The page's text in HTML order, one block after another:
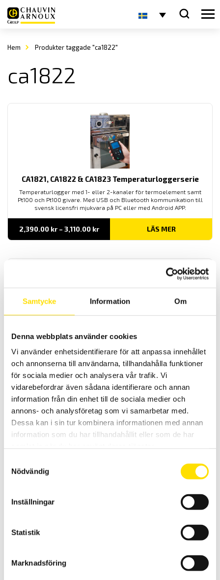
Samtycke Information Om
Denna webbplats använder cookies
Vi använder enhetsidentifierare för att anpassa innehållet
och annonserna till användarna, tillhandahålla funktioner
för sociala medier och analysera vår trafik. Vi
vidarebefordrar även sådana identifierare och annan
information från din enhet till de sociala medier och
annons- och analysföretag som vi samarbetar med.
Dessa kan i sin tur kombinera informationen med annan
information som du har tillhandahållit eller som de har
Nödvändig
Inställningar
Statistik
Marknadsföring
Hem Produkter taggade "ca1822"
ca1822
CA1821, CA1822 & CA1823 Temperaturloggerserie
Temperaturlogger med 1- eller 2-kanaler för termoelement samt
Pt100 och Pt100 givare. Med USB och Bluetooth kommunikation till
svensk licensfri mjukvara på PC eller med Android APP.
2,390.00 kr – 3,110.00 krPrisintervall:
till
LÄS MER
Dataview mjukvara
DATAView är en flerspråkig samt svensk mjukvara för konfigurering
och rapportgenerering och är speciellt utvecklad för att användas
till Chauvin-Arnoux mätinstrument med inspelningsfunktion.
LÄS MER
Multifix och Magnetfix är magneter för enkel upphängning av
260.00